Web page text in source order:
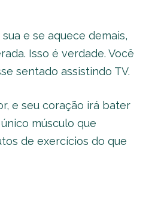
e se aquece demais,
Isso é verdade. Você
sentado assistindo TV.
e seu coração irá bater
músculo que
de exercícios do que